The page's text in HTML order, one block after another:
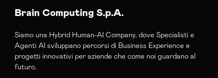
Brain Computing S.p.A.
Siamo una Hybrid Human-AI Company, dove Specialisti e
Agenti AI sviluppano percorsi di Business Experience e
progetti innovativi per aziende che come noi guardano al
futuro.